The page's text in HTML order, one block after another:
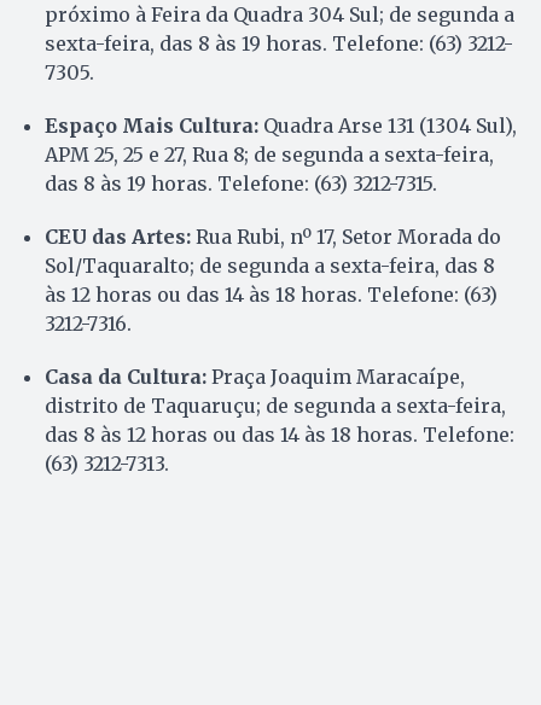
próximo à Feira da Quadra 304 Sul; de segunda a
sexta-feira, das 8 às 19 horas. Telefone: (63) 3212-
7305.
Espaço Mais Cultura: Quadra Arse 131 (1304 Sul),
APM 25, 25 e 27, Rua 8; de segunda a sexta-feira,
das 8 às 19 horas. Telefone: (63) 3212-7315.
CEU das Artes: Rua Rubi, nº 17, Setor Morada do
Sol/Taquaralto; de segunda a sexta-feira, das 8
às 12 horas ou das 14 às 18 horas. Telefone: (63)
3212-7316.
Casa da Cultura: Praça Joaquim Maracaípe,
distrito de Taquaruçu; de segunda a sexta-feira,
das 8 às 12 horas ou das 14 às 18 horas. Telefone:
(63) 3212-7313.